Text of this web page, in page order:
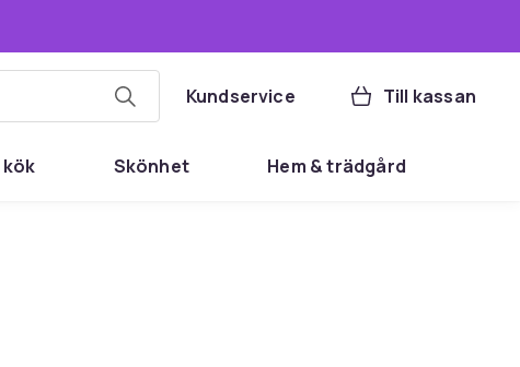
Kundservice Till kassan
kök Skönhet Hem & trädgård